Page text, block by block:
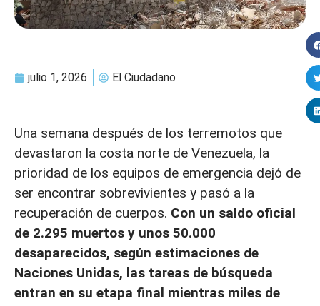
julio 1, 2026 El Ciudadano
Una semana después de los terremotos que
devastaron la costa norte de Venezuela, la
prioridad de los equipos de emergencia dejó de
ser encontrar sobrevivientes y pasó a la
recuperación de cuerpos. Con un saldo oficial
de 2.295 muertos y unos 50.000
desaparecidos, según estimaciones de
Naciones Unidas, las tareas de búsqueda
entran en su etapa final mientras miles de